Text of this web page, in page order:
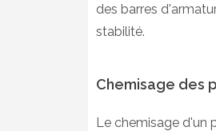
des barres
stabilité.
Chemisage des
Le chemisage d'un